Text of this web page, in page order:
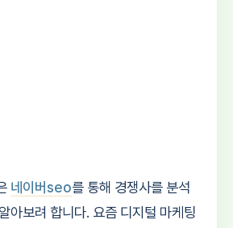
네이버seo를 통해 경쟁사를 분석
아보려 합니다. 요즘 디지털 마케팅